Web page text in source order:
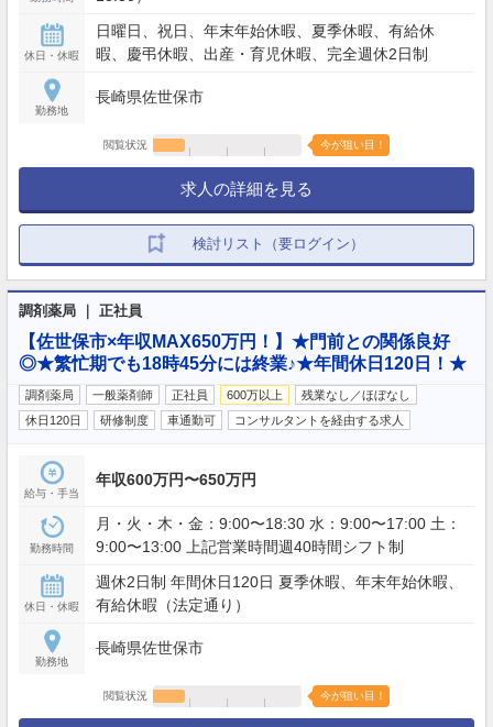
休日・休暇
日曜日、祝日、年末年始休暇、夏季休暇、有給休
暇、慶弔休暇、出産・育児休暇、完全週休2日制
勤務地
長崎県佐世保市
閲覧状況 今が狙い目！
求人の詳細を見る
検討リスト（要ログイン）
調剤薬局 ｜ 正社員
【佐世保市×年収MAX650万円！】★門前との関係良好
◎★繁忙期でも18時45分には終業♪★年間休日120日！★
調剤薬局 一般薬剤師 正社員 600万以上
残業なし／ほぼなし
休日120日
研修制度 車通勤可 コンサルタントを経由する求人
給与・手当
年収600万円〜650万円
勤務時間
月・火・木・金：9:00〜18:30 水：9:00〜17:00 土：
9:00〜13:00 上記営業時間週40時間シフト制
休日・休暇
週休2日制 年間休日120日 夏季休暇、年末年始休暇、
有給休暇（法定通り）
勤務地
長崎県佐世保市
閲覧状況 今が狙い目！